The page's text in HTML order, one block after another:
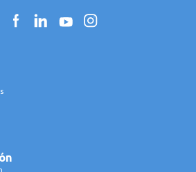
FacebookLinkedInYouTubeInstagram